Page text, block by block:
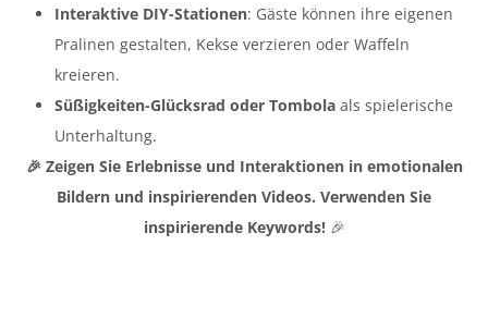
Interaktive DIY-Stationen: Gäste können ihre eigenen
Pralinen gestalten, Kekse verzieren oder Waffeln
kreieren.
Süßigkeiten-Glücksrad oder Tombola als spielerische
Unterhaltung.
🎉 Zeigen Sie Erlebnisse und Interaktionen in emotionalen
Bildern und inspirierenden Videos. Verwenden Sie
inspirierende Keywords!🎉